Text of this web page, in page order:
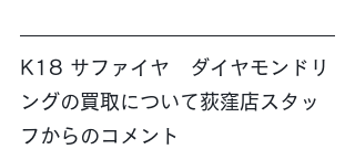
K18 サファイヤ　ダイヤモンドリ
ングの買取について荻窪店スタッ
フからのコメント